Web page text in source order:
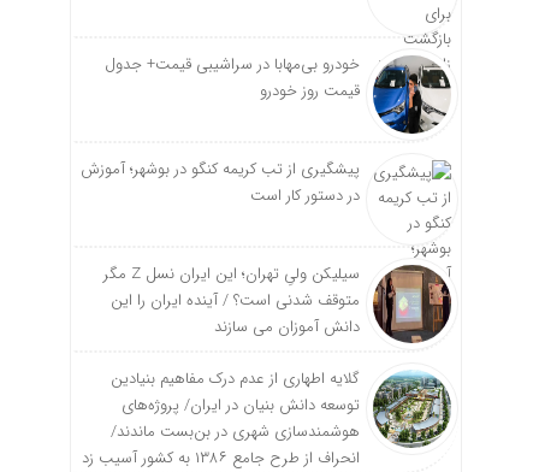
خودرو بی‌مهابا در سراشیبی قیمت+ جدول
قیمت روز خودرو
پیشگیری از تب کریمه کنگو در بوشهر؛ آموزش
در دستور کار است
سیلیکن ولیِ تهران؛ این ایران نسل Z مگر
متوقف شدنی است؟ / آینده ایران را این
دانش آموزان می سازند
گلایه اطهاری از عدم درک مفاهیم بنیادین
توسعه دانش بنیان در ایران/ پروژه‌های
هوشمندسازی شهری در بن‌بست ماندند/
انحراف از طرح جامع ۱۳۸۶ به کشور آسیب زد